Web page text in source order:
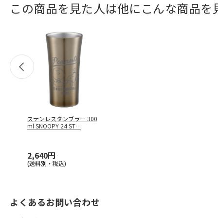
この商品を見た人は他にこんな商品を
ステンレスタンブラー 300
ml SNOOPY 24 ST…
2,640円
(送料別・税込)
よくあるお問い合わせ